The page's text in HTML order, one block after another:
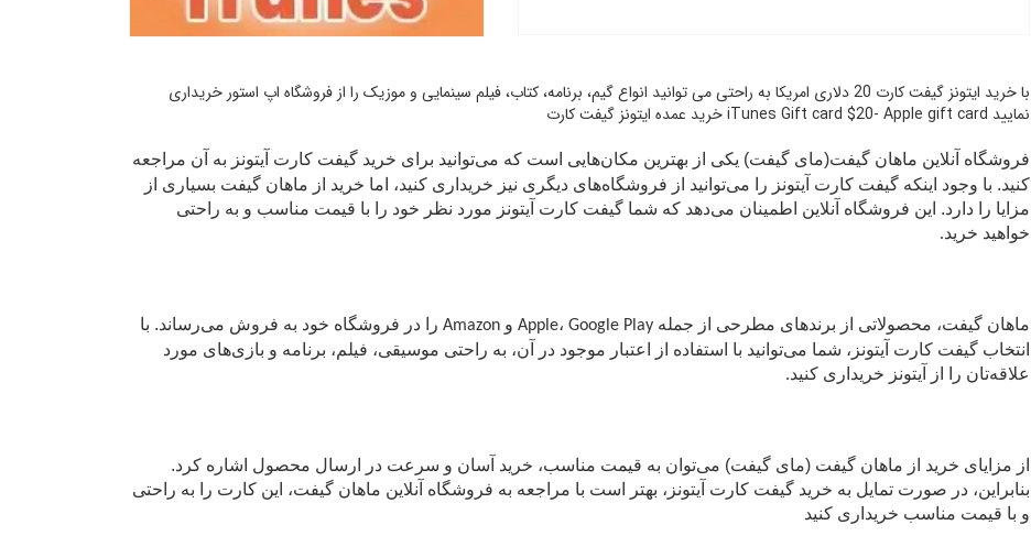
با خرید ایتونز گیفت کارت 20 دلاری امریکا به راحتی می توانید انواع گیم، برنامه، کتاب، فیلم سینمایی و موزیک را از فروشگاه اپ استور خریداری
نمایید iTunes Gift card $20- Apple gift card خرید عمده ایتونز گیفت کارت
فروشگاه آنلاین ماهان گیفت(مای گیفت) یکی از بهترین مکان‌هایی است که می‌توانید برای خرید گیفت کارت آیتونز به آن مراجعه
کنید. با وجود اینکه گیفت کارت آیتونز را می‌توانید از فروشگاه‌های دیگری نیز خریداری کنید، اما خرید از ماهان گیفت بسیاری از
مزایا را دارد. این فروشگاه آنلاین اطمینان می‌دهد که شما گیفت کارت آیتونز مورد نظر خود را با قیمت مناسب و به راحتی
خواهید خرید.
ماهان گیفت، محصولاتی از برندهای مطرحی از جمله Apple ، Google Play و Amazon
را در فروشگاه خود به فروش می‌رساند. با
انتخاب گیفت کارت آیتونز، شما می‌توانید با استفاده از اعتبار موجود در آن، به راحتی موسیقی، فیلم، برنامه و بازی‌های مورد
علاقه‌تان را از آیتونز خریداری کنید.
از مزایای خرید از ماهان گیفت (مای گیفت) می‌توان به قیمت مناسب، خرید آسان و سرعت در ارسال محصول اشاره کرد.
بنابراین، در صورت تمایل به خرید گیفت کارت آیتونز، بهتر است با مراجعه به فروشگاه آنلاین ماهان گیفت، این کارت را به راحتی
و با قیمت مناسب خریداری کنید